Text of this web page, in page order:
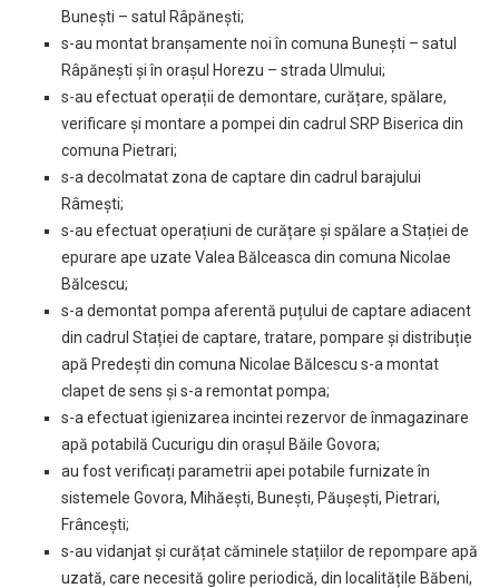
Bunești – satul Râpănești;
s-au montat branșamente noi în comuna Bunești – satul
Râpănești și în orașul Horezu – strada Ulmului;
s-au efectuat operații de demontare, curățare, spălare,
verificare și montare a pompei din cadrul SRP Biserica din
comuna Pietrari;
s-a decolmatat zona de captare din cadrul barajului
Râmești;
s-au efectuat operațiuni de curățare și spălare a Stației de
epurare ape uzate Valea Bălceasca din comuna Nicolae
Bălcescu;
s-a demontat pompa aferentă puțului de captare adiacent
din cadrul Stației de captare, tratare, pompare și distribuție
apă Predești din comuna Nicolae Bălcescu s-a montat
clapet de sens și s-a remontat pompa;
s-a efectuat igienizarea incintei rezervor de înmagazinare
apă potabilă Cucurigu din orașul Băile Govora;
au fost verificați parametrii apei potabile furnizate în
sistemele Govora, Mihăești, Bunești, Păușești, Pietrari,
Frâncești;
s-au vidanjat și curățat căminele stațiilor de repompare apă
uzată, care necesită golire periodică, din localitățile Băbeni,